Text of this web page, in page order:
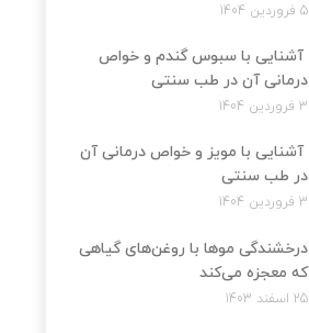
5 فروردین 1404
آشنایی با سبوس گندم و خواص
درمانی آن در طب سنتی
3 فروردین 1404
آشنایی با مویز و خواص درمانی آن
در طب سنتی
3 فروردین 1404
درخشندگی موها با روغن‌های گیاهی
که معجزه می‌کند
25 اسفند 1403